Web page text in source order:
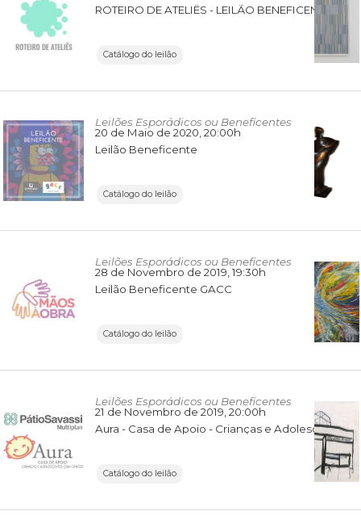
Catálogo do leilão
Leilões Esporádicos ou Beneficentes
20 de Maio de 2020 , 20:00h
Leilão Beneficente
Catálogo do leilão
Leilões Esporádicos ou Beneficentes
28 de Novembro de 2019 , 19:30h
Leilão Beneficente GACC
Catálogo do leilão
Leilões Esporádicos ou Beneficentes
21 de Novembro de 2019 , 20:00h
Aura - Casa de Apoio - Crianças e Adolescentes com Câncer
Catálogo do leilão